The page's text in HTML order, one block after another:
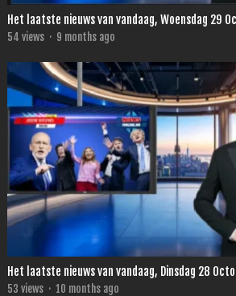
Het laatste nieuws van vandaag, Woensdag 29
54 views · 9 months ago
Het laatste nieuws van vandaag, Dinsdag 28
53 views · 10 months ago